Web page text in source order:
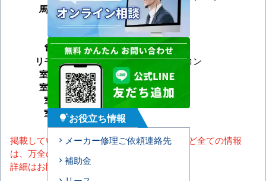
馬力（能力）
2.3馬力
冷房能力
暖房能力
電源タイプ
三相200V
リモコンタイプ
ワイヤードリモコン
室内機サイズ
室外機サイズ
室内機重量
室外機重量
掲載しているスペック・セット内容・画像など全ての情報
は、万全の保証をいたしかねます。
詳細はお問い合わせください。
tips_and_updatesお役立ち情報
メーカー修理ご依頼連絡先
補助金